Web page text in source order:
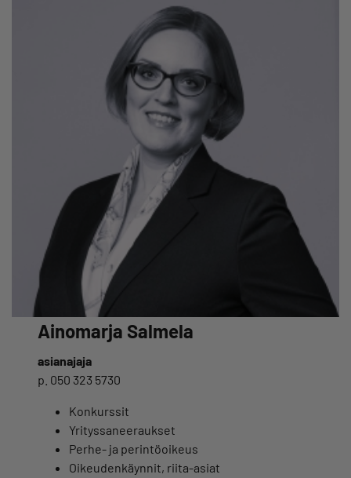
Ainomarja Salmela
asianajaja
p. 050 323 5730
Konkurssit
Yrityssaneeraukset
Perhe- ja perintöoikeus
Oikeudenkäynnit, riita-asiat